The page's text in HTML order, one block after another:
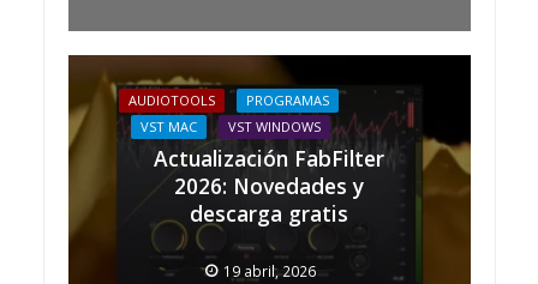
AUDIOTOOLS
PROGRAMAS
VST MAC
VST WINDOWS
Actualización FabFilter
2026: Novedades y
descarga gratis
19 abril, 2026